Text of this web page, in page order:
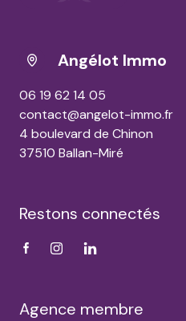
Angélot Immo
06 19 62 14 05
contact@angelot-immo.fr
4 boulevard de Chinon
37510 Ballan-Miré
Restons connectés
Agence membre